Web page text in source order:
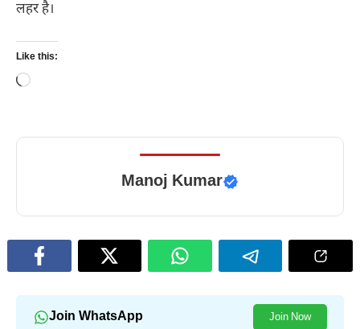
लहर है।
Like this:
Loading…
Manoj Kumar
Join WhatsApp Join Now